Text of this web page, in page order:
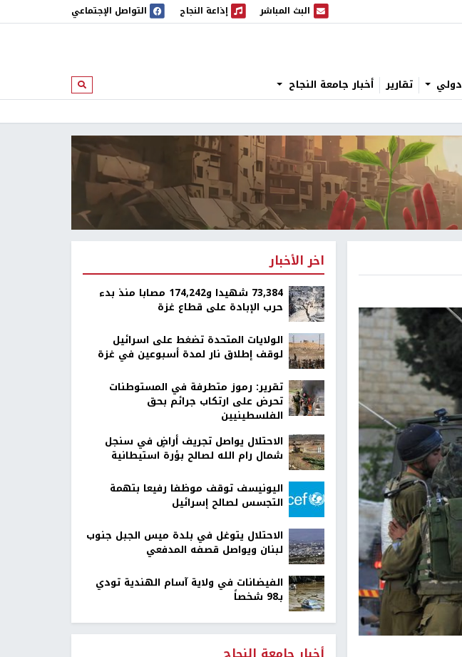
البث المباشر
البث المباشر إذاعة النجاح
إذاعة النجاح التواصل الإجتماعي
تقارير أخبار جامعة النجاح ابحث
اخر الأخبار
73,384 شهيدا و174,242 مصابا منذ بدء
حرب الإبادة على قطاع غزة
الولايات المتحدة تضغط على اسرائيل
لوقف إطلاق نار لمدة أسبوعين في غزة
تقرير: رموز متطرفة في المستوطنات
تحرض على ارتكاب جرائم بحق
الفلسطينيين
الاحتلال يواصل تجريف أراضٍ في سنجل
شمال رام الله لصالح بؤرة استيطانية
اليونيسف توقف موظفا رفيعا بتهمة
التجسس لصالح إسرائيل
الاحتلال يتوغل في بلدة ميس الجبل جنوب
لبنان ويواصل قصفه المدفعي
الفيضانات في ولاية آسام الهندية تودي
بـ98 شخصاً